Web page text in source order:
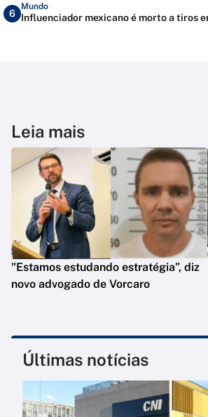
6
Mundo
Influenciador mexicano é morto a tiros
Leia mais
"Estamos estudando estratégia”, diz
novo advogado de Vorcaro
Últimas notícias